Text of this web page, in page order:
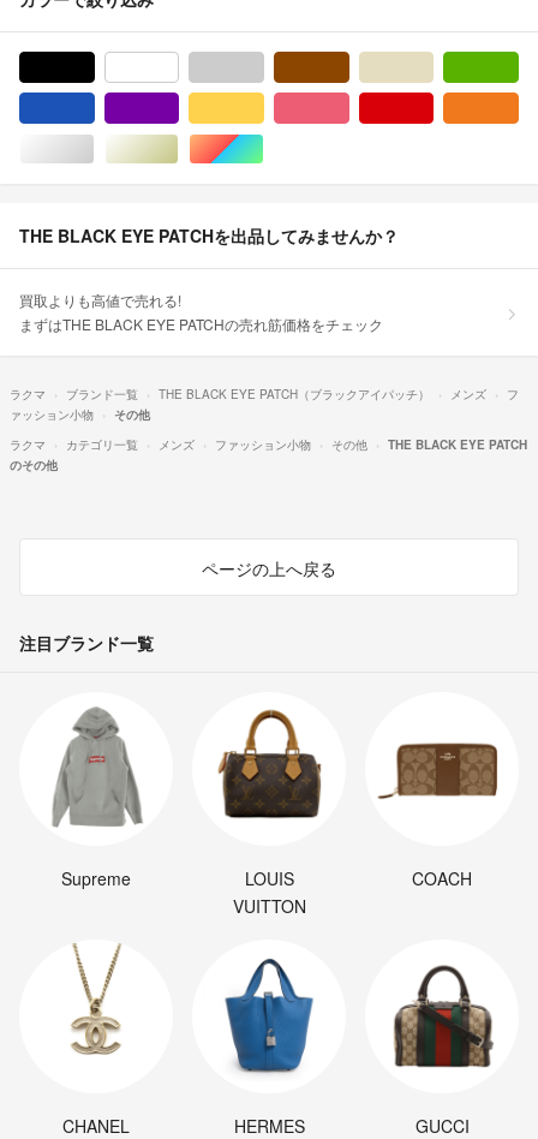
シルバー/銀色系ゴールド/金色系マルチカラー
THE BLACK EYE PATCHを出品してみませんか？
買取よりも高値で売れる!
まずはTHE BLACK EYE PATCHの売れ筋価格をチェック
ラクマ ブランド一覧 THE BLACK EYE PATCH（ブラックアイパッチ） メンズ
フ
ァッション小物
その他
ラクマ
カテゴリ一覧 メンズ ファッション小物 その他
THE BLACK EYE PATCH
のその他
ページの上へ戻る
注目ブランド一覧
Supreme
LOUIS
VUITTON
COACH
CHANEL HERMES GUCCI